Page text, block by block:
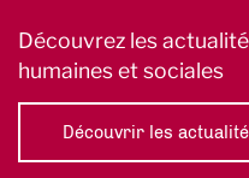
Découvrez les
humaines et sociales
Découvrir les